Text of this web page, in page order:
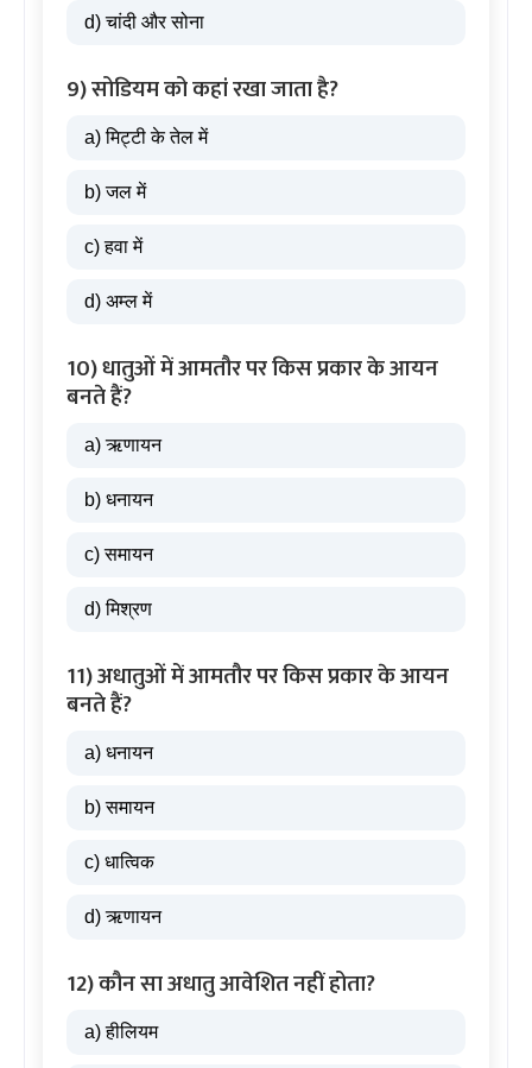
d) चांदी और सोना
9) सोडियम को कहां रखा जाता है?
a) मिट्टी के तेल में
b) जल में
c) हवा में
d) अम्ल में
10) धातुओं में आमतौर पर किस प्रकार के आयन
बनते हैं?
a) ऋणायन
b) धनायन
c) समायन
d) मिश्रण
11) अधातुओं में आमतौर पर किस प्रकार के आयन
बनते हैं?
a) धनायन
b) समायन
c) धात्विक
d) ऋणायन
12) कौन सा अधातु आवेशित नहीं होता?
a) हीलियम